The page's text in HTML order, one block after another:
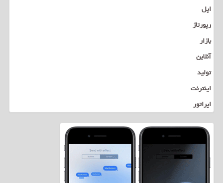
اپل
رپورتاژ
بازار
آنلاین
تولید
اینترنت
اپراتور